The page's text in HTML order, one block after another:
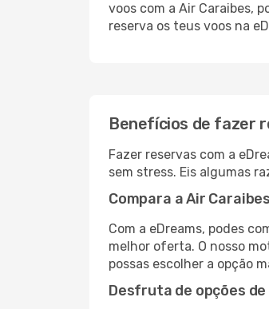
voos com a Air Caraibes,
reserva os teus voos na
Benefícios de fazer
Fazer reservas com a
sem stress. Eis algumas
Compara a Air
Com a eDreams, podes
melhor oferta. O nosso
possas escolher a opção
Desfruta de opções